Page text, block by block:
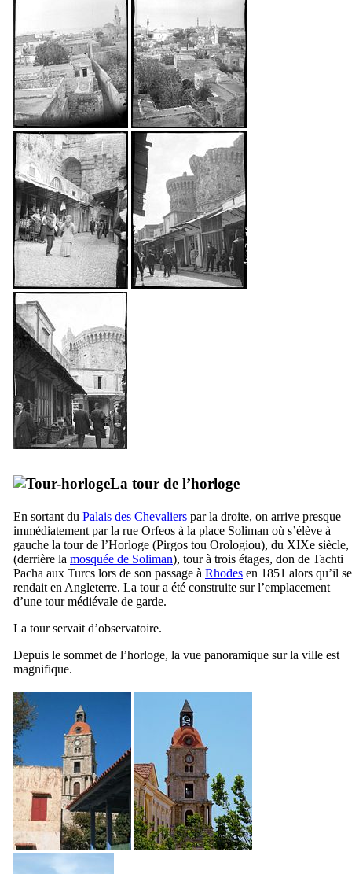
La tour de l’horloge
En sortant du Palais des Chevaliers par la droite, on arrive presque
immédiatement par la rue Orfeos à la place Soliman où s’élève à
gauche la tour de l’Horloge (Pirgos tou Orologiou), du XIXe siècle,
(derrière la mosquée de Soliman), tour à trois étages, don de Tachti
Pacha aux Turcs lors de son passage à Rhodes en 1851 alors qu’il se
rendait en Angleterre. La tour a été construite sur l’emplacement
d’une tour médiévale de garde.
La tour servait d’observatoire.
Depuis le sommet de l’horloge, la vue panoramique sur la ville est
magnifique.